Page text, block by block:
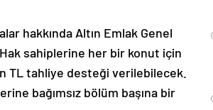
hakkında Altın Emlak Genel
sahiplerine her bir konut için
TL tahliye desteği verilebilecek.
bağımsız bölüm başına bir